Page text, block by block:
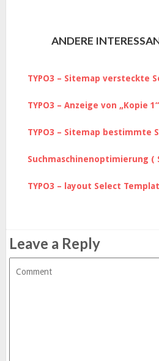
ANDERE
TYPO3 – Sitemap versteckte
TYPO3 – Anzeige von „Kopie
TYPO3 – Sitemap bestimmte
Suchmaschinenoptimierung (
TYPO3 – layout Select
Leave a Reply